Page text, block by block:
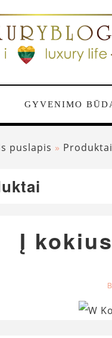
GYVENIMO
puslapis » Produktai
Į